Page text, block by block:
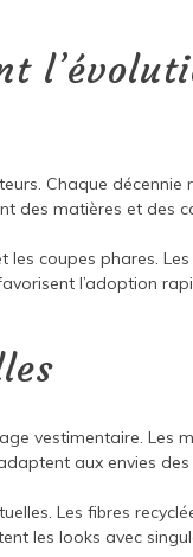
Chaque décennie
des matières et des
coupes phares. Les
l’adoption
vestimentaire. Les
aux envies
Les fibres
les looks avec